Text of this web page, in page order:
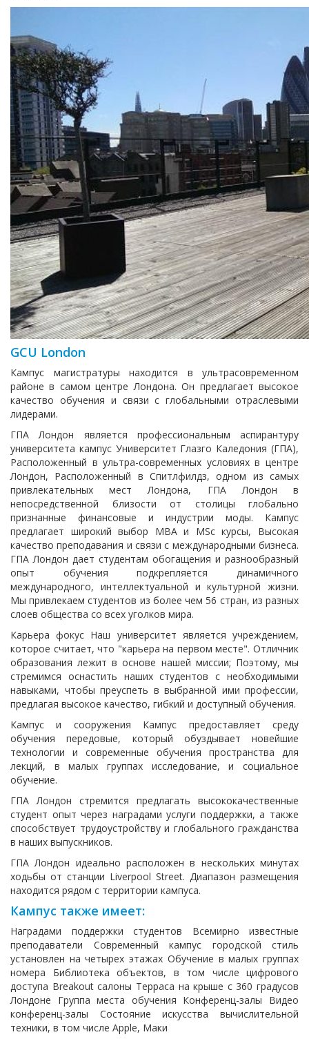
GCU London
Кампус магистратуры находится в ультрасовременном
районе в самом центре Лондона. Он предлагает высокое
качество обучения и связи с глобальными отраслевыми
лидерами.
ГПА Лондон является профессиональным аспирантуру
университета кампус Университет Глазго Каледония (ГПА),
Расположенный в ультра-современных условиях в центре
Лондон, Расположенный в Спитлфилдз, одном из самых
привлекательных мест Лондона, ГПА Лондон в
непосредственной близости от столицы глобально
признанные финансовые и индустрии моды. Кампус
предлагает широкий выбор MBA и MSc курсы, Высокая
качество преподавания и связи с международными бизнеса.
ГПА Лондон дает студентам обогащения и разнообразный
опыт обучения подкрепляется динамичного
международного, интеллектуальной и культурной жизни.
Мы привлекаем студентов из более чем 56 стран, из разных
слоев общества со всех уголков мира.
Карьера фокус Наш университет является учреждением,
которое считает, что "карьера на первом месте". Отличник
образования лежит в основе нашей миссии; Поэтому, мы
стремимся оснастить наших студентов с необходимыми
навыками, чтобы преуспеть в выбранной ими профессии,
предлагая высокое качество, гибкий и доступный обучения.
Кампус и сооружения Кампус предоставляет среду
обучения передовые, который обуздывает новейшие
технологии и современные обучения пространства для
лекций, в малых группах исследование, и социальное
обучение.
ГПА Лондон стремится предлагать высококачественные
студент опыт через наградами услуги поддержки, а также
способствует трудоустройству и глобального гражданства
в наших выпускников.
ГПА Лондон идеально расположен в нескольких минутах
ходьбы от станции Liverpool Street. Диапазон размещения
находится рядом с территории кампуса.
Кампус также имеет:
Наградами поддержки студентов Всемирно известные
преподаватели Современный кампус городской стиль
установлен на четырех этажах Обучение в малых группах
номера Библиотека объектов, в том числе цифрового
доступа Breakout салоны Терраса на крыше с 360 градусов
Лондоне Группа места обучения Конференц-залы Видео
конференц-залы Состояние искусства вычислительной
техники, в том числе Apple, Маки